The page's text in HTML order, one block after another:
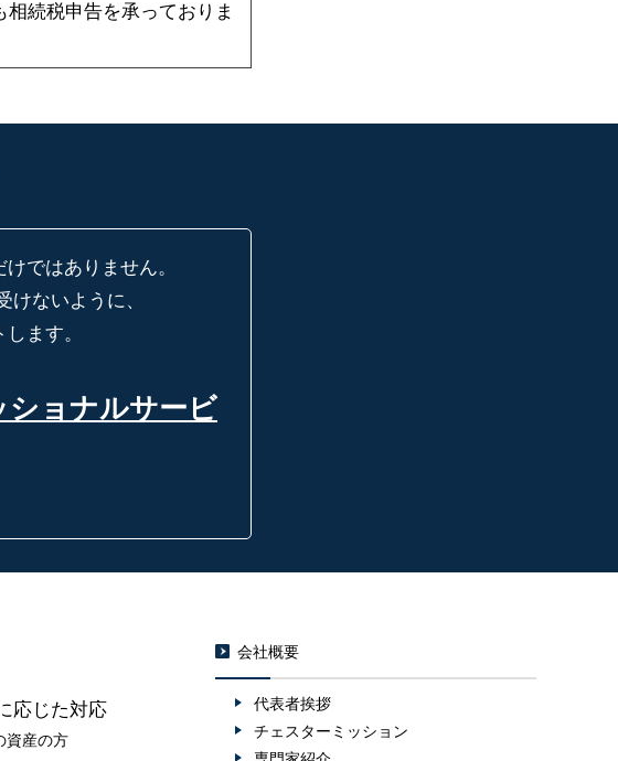
相続税申告を承っておりま
ではありません。
ないように、
ます。
ショナルサービ
応じた対応
資産の方
会社概要
代表者挨拶
チェスターミッション